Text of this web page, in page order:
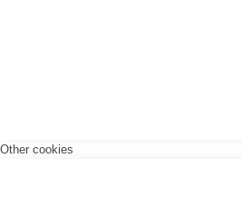
Other cookies